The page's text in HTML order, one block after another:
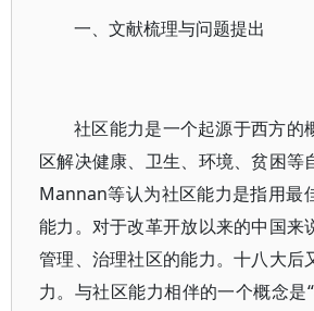
一、文献梳理与问题提出
社区能力是一个起源于西方的
区解决健康、卫生、环境、贫困等
Mannan等认为社区能力是指用最
能力。对于改革开放以来的中国来
管理、治理社区的能力。十八大后
力。与社区能力相伴的一个概念是“